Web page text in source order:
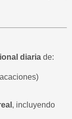
diaria de:
, incluyendo